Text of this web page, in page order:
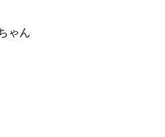
ゃん